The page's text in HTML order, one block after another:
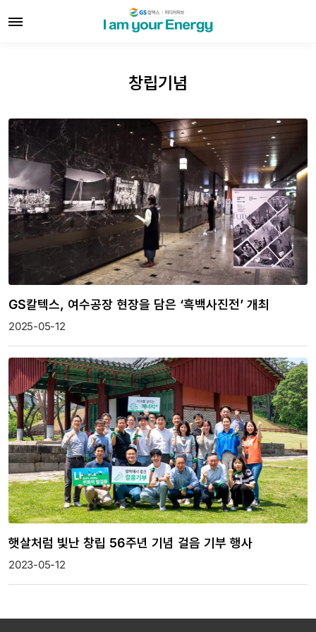
창립기념
GS칼텍스, 여수공장 현장을 담은 ‘흑백사진전’ 개최
2025-05-12
햇살처럼 빛난 창립 56주년 기념 걸음 기부 행사
2023-05-12